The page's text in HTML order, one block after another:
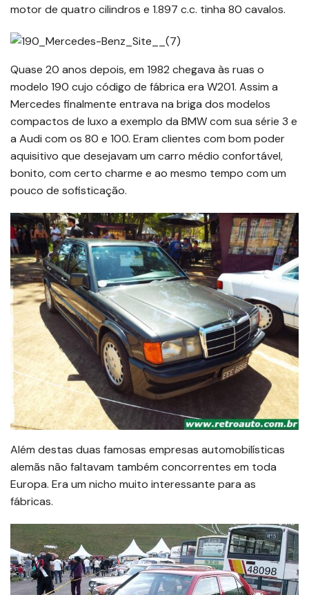
motor de quatro cilindros e 1.897 c.c. tinha 80 cavalos.
Quase 20 anos depois, em 1982 chegava às ruas o
modelo 190 cujo código de fábrica era W201. Assim a
Mercedes finalmente entrava na briga dos modelos
compactos de luxo a exemplo da BMW com sua série 3 e
a Audi com os 80 e 100. Eram clientes com bom poder
aquisitivo que desejavam um carro médio confortável,
bonito, com certo charme e ao mesmo tempo com um
pouco de sofisticação.
Além destas duas famosas empresas automobilísticas
alemãs não faltavam também concorrentes em toda
Europa. Era um nicho muito interessante para as
fábricas.